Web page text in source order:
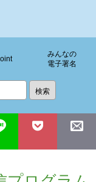
みんなの
電子署名